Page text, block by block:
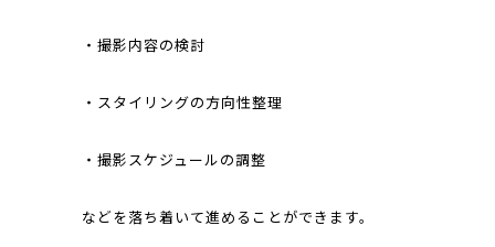
・撮影内容の検討
・スタイリングの方向性整理
・撮影スケジュールの調整
などを落ち着いて進めることができます。